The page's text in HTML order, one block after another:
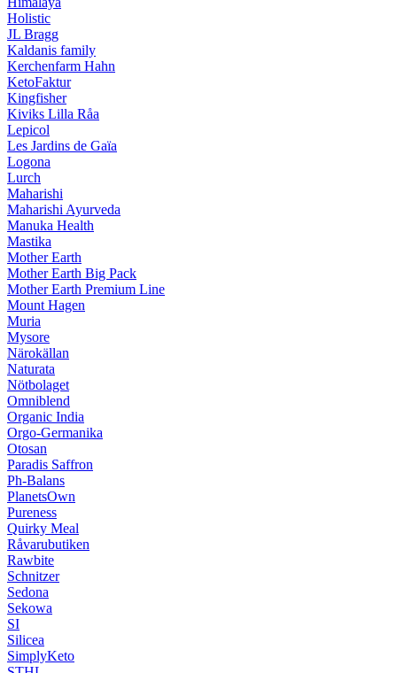
Holistic
JL Bragg
Kaldanis family
Kerchenfarm Hahn
KetoFaktur
Kingfisher
Kiviks Lilla Råa
Lepicol
Les Jardins de Gaïa
Logona
Lurch
Maharishi
Maharishi Ayurveda
Manuka Health
Mastika
Mother Earth
Mother Earth Big Pack
Mother Earth Premium Line
Mount Hagen
Muria
Mysore
Närokällan
Naturata
Nötbolaget
Omniblend
Organic India
Orgo-Germanika
Otosan
Paradis Saffron
Ph-Balans
PlanetsOwn
Pureness
Quirky Meal
Råvarubutiken
Rawbite
Schnitzer
Sedona
Sekowa
SI
Silicea
SimplyKeto